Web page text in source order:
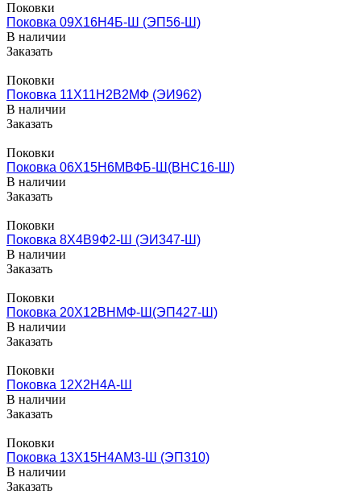
Поковки
Поковка 09Х16Н4Б-Ш (ЭП56-Ш)
В наличии
Заказать
Поковки
Поковка 11Х11Н2В2МФ (ЭИ962)
В наличии
Заказать
Поковки
Поковка 06Х15Н6МВФБ-Ш(ВНС16-Ш)
В наличии
Заказать
Поковки
Поковка 8Х4В9Ф2-Ш (ЭИ347-Ш)
В наличии
Заказать
Поковки
Поковка 20Х12ВНМФ-Ш(ЭП427-Ш)
В наличии
Заказать
Поковки
Поковка 12Х2Н4А-Ш
В наличии
Заказать
Поковки
Поковка 13Х15Н4АМ3-Ш (ЭП310)
В наличии
Заказать